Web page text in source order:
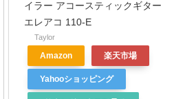
イラー アコースティックギター
エレアコ 110-E
Taylor
Amazon 楽天市場
Yahooショッピング